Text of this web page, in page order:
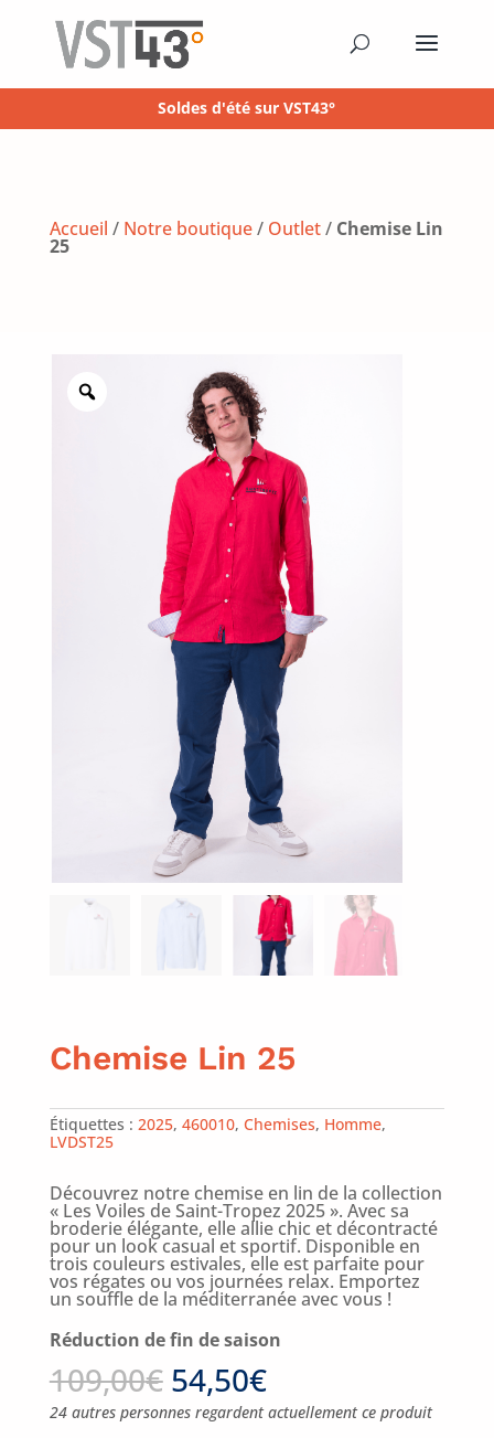
Soldes d'été sur VST43°
Accueil / Notre boutique/ Outlet/ Chemise Lin
25
Chemise Lin 25
Étiquettes : 2025, 460010, Chemises, Homme,
LVDST25
Découvrez notre chemise en lin de la collection
« Les Voiles de Saint-Tropez 2025 ». Avec sa
broderie élégante, elle allie chic et décontracté
pour un look casual et sportif. Disponible en
trois couleurs estivales, elle est parfaite pour
vos régates ou vos journées relax. Emportez
un souffle de la méditerranée avec vous !
Réduction de fin de saison
109,00€ 54,50€
24 autres personnes regardent actuellement ce produit